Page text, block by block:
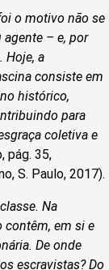
o motivo não se
– e, por
Hoje, a
consiste em
histórico,
para
coletiva e
pág. 35,
S. Paulo, 2017).
Na
contêm, em si e
De onde
escravistas? Do